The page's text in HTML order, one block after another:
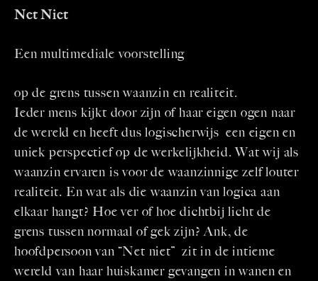
Net Niet
Een multimediale voorstelling
op de grens tussen waanzin en realiteit.
Ieder mens kijkt door zijn of haar eigen ogen naar
de wereld en heeft dus logischerwijs een eigen en
uniek perspectief op de werkelijkheid. Wat wij als
waanzin ervaren is voor de waanzinnige zelf louter
realiteit. En wat als die waanzin van logica aan
elkaar hangt? Hoe ver of hoe dichtbij licht de
grens tussen normaal of gek zijn? Ank, de
hoofdpersoon van “Net niet” zit in de intieme
wereld van haar huiskamer gevangen in wanen en